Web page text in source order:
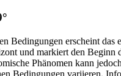
Bedingungen erscheint das
und markiert den Beginn
Phänomen kann
Bedingungen variieren.